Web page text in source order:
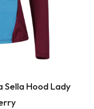
Sella Hood Lady